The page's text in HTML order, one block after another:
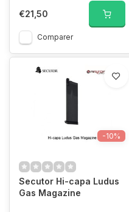
€21,50
Comparer
-10%
Secutor Hi-capa Ludus
Gas Magazine